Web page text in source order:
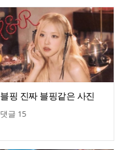
블핑 진짜 블핑같은 사진
댓글 15